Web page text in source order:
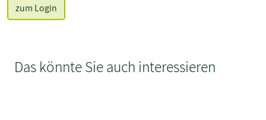
zum Login
Das könnte Sie auch interessieren